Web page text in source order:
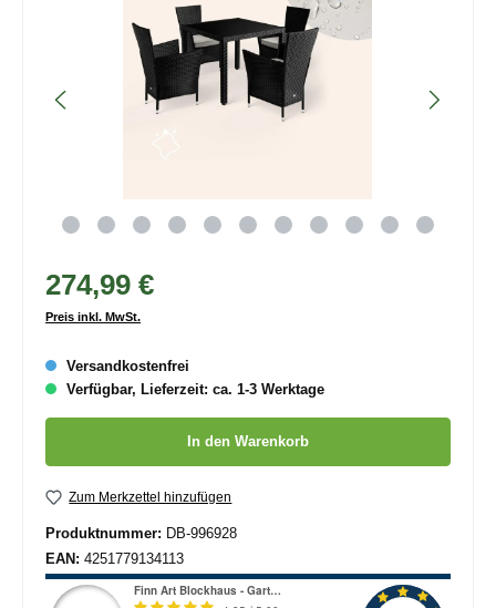
274,99 €
Preis inkl. MwSt.
Versandkostenfrei
Verfügbar, Lieferzeit: ca. 1-3 Werktage
In den Warenkorb
Zum Merkzettel hinzufügen
Produktnummer: DB-996928
EAN: 4251779134113